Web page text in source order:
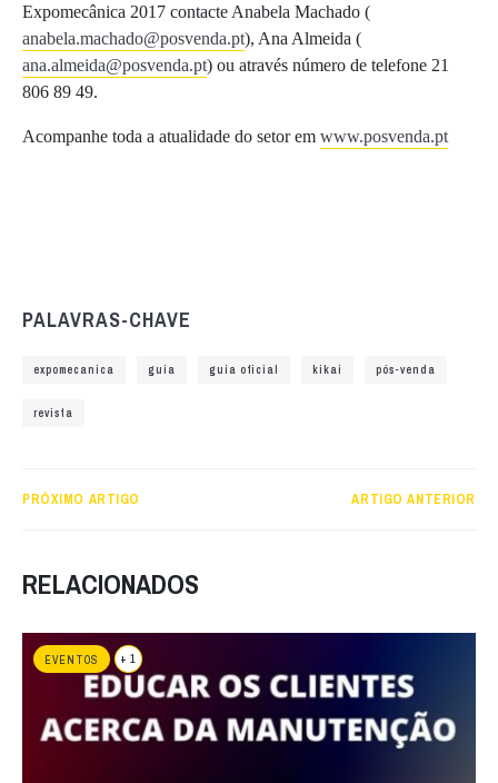
Expomecânica 2017 contacte Anabela Machado (
anabela.machado@posvenda.pt), Ana Almeida (
ana.almeida@posvenda.pt) ou através número de telefone 21
806 89 49.
Acompanhe toda a atualidade do setor em www.posvenda.pt
PALAVRAS-CHAVE
expomecanica guia guia oficial kikai pós-venda
revista
PRÓXIMO ARTIGO ARTIGO ANTERIOR
RELACIONADOS
EVENTOS + 1